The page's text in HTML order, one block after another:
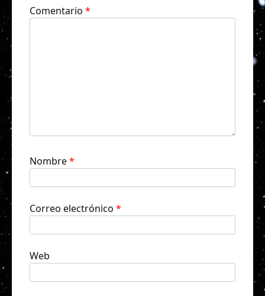
Comentario *
Nombre*
Correo electrónico *
Web